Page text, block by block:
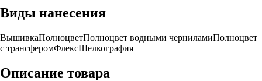
Виды нанесения
ВышивкаПолноцветПолноцвет водными черниламиПолноцвет
с трансферомФлексШелкография
Описание товара